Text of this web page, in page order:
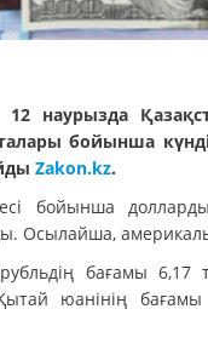
наурызда
бойынша
Zakon.kz.
бойынша
Осылайша,
бағамы 6,17
юанінің бағамы